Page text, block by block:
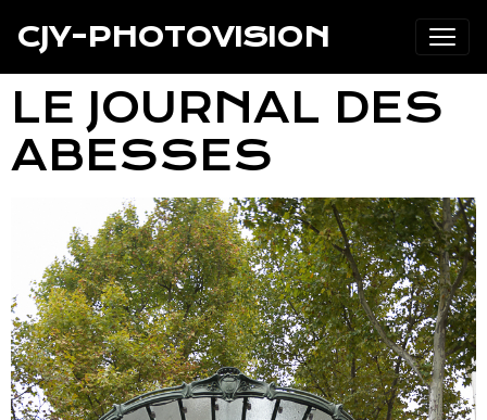
CJY-PHOTOVISION
LE JOURNAL DES
ABESSES